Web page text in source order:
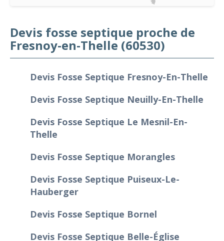
Devis fosse septique proche de
Fresnoy-en-Thelle (60530)
Devis Fosse Septique Fresnoy-En-Thelle
Devis Fosse Septique Neuilly-En-Thelle
Devis Fosse Septique Le Mesnil-En-
Thelle
Devis Fosse Septique Morangles
Devis Fosse Septique Puiseux-Le-
Hauberger
Devis Fosse Septique Bornel
Devis Fosse Septique Belle-Église